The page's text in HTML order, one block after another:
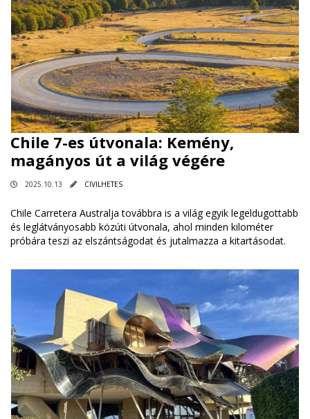
Chile 7-es útvonala: Kemény,
magányos út a világ végére
2025.10.13 CIVILHETES
Chile Carretera Australja továbbra is a világ egyik legeldugottabb
és leglátványosabb közúti útvonala, ahol minden kilométer
próbára teszi az elszántságodat és jutalmazza a kitartásodat.